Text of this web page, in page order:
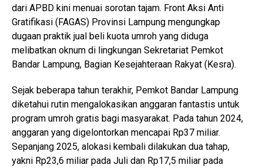
dari APBD kini menuai sorotan tajam. Front Aksi Anti
Gratifikasi (FAGAS) Provinsi Lampung mengungkap
dugaan praktik jual beli kuota umroh yang diduga
melibatkan oknum di lingkungan Sekretariat Pemkot
Bandar Lampung, Bagian Kesejahteraan Rakyat (Kesra).
Sejak beberapa tahun terakhir, Pemkot Bandar Lampung
diketahui rutin mengalokasikan anggaran fantastis untuk
program umroh gratis bagi masyarakat. Pada tahun 2024,
anggaran yang digelontorkan mencapai Rp37 miliar.
Sepanjang 2025, alokasi kembali dilakukan dua tahap,
yakni Rp23,6 miliar pada Juli dan Rp17,5 miliar pada